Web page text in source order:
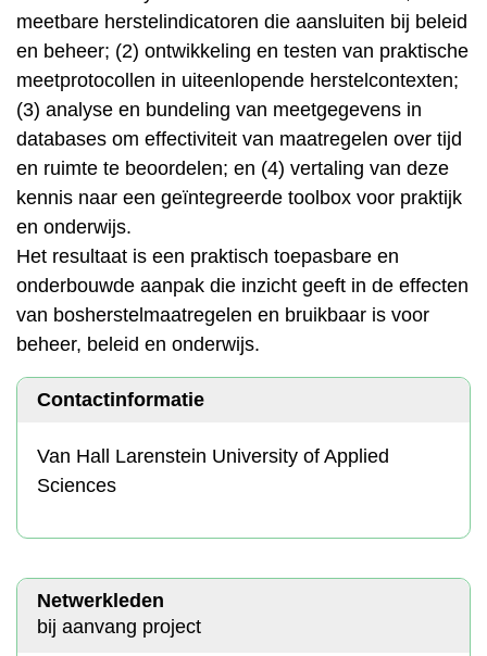
meetbare herstelindicatoren die aansluiten bij beleid
en beheer; (2) ontwikkeling en testen van praktische
meetprotocollen in uiteenlopende herstelcontexten;
(3) analyse en bundeling van meetgegevens in
databases om effectiviteit van maatregelen over tijd
en ruimte te beoordelen; en (4) vertaling van deze
kennis naar een geïntegreerde toolbox voor praktijk
en onderwijs.
Het resultaat is een praktisch toepasbare en
onderbouwde aanpak die inzicht geeft in de effecten
van bosherstelmaatregelen en bruikbaar is voor
beheer, beleid en onderwijs.
Contactinformatie
Van Hall Larenstein University of Applied
Sciences
Netwerkleden
bij aanvang project